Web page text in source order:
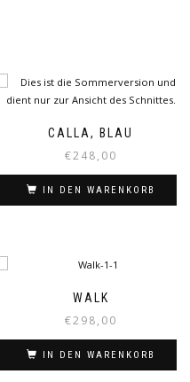
CALLA, BLAU
€248,00
IN DEN WARENKORB
WALK
€298,00
IN DEN WARENKORB